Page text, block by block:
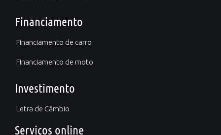
Financiamento
Financiamento de carro
Financiamento de moto
Investimento
Letra de Câmbio
Serviços online